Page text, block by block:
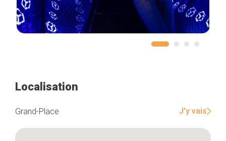
Localisation
Grand-Place J'y vais